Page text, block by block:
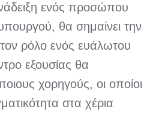
ενός προσώπου
θα σημαίνει την
ρόλο ενός ευάλωτου
εξουσίας θα
χορηγούς, οι οποίοι
στα χέρια